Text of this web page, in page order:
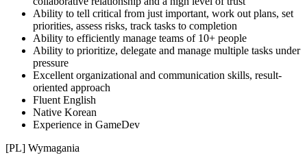
Ability to tell critical from just important, work out plans, set
priorities, assess risks, track tasks to completion
Ability to efficiently manage teams of 10+ people
Ability to prioritize, delegate and manage multiple tasks under
pressure
Excellent organizational and communication skills, result-
oriented approach
Fluent English
Native Korean
Experience in GameDev
[PL] Wymagania